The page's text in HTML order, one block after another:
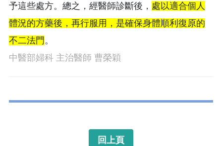
予這些處方。總之，經醫師診斷後， 處以適合個人
體況的方藥後，再行服用，是確保身體順利復原的
不二法門 。
中醫部婦科 主治醫師 曹榮穎
回上頁